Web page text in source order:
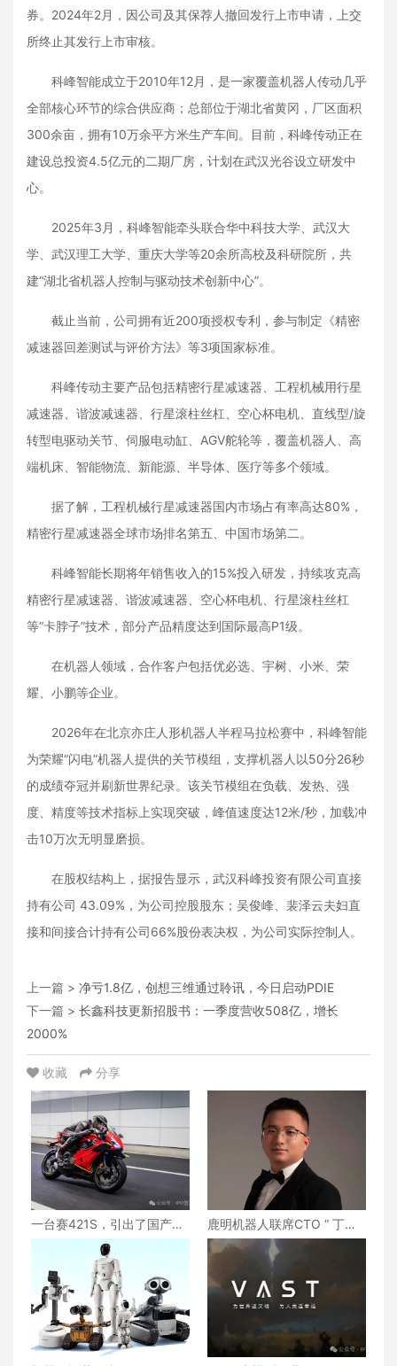
券。2024年2月，因公司及其保荐人撤回发行上市申请，上交
所终止其发行上市审核。
科峰智能成立于2010年12月，是一家覆盖机器人传动几乎
全部核心环节的综合供应商；总部位于湖北省黄冈，厂区面积
300余亩，拥有10万余平方米生产车间。目前，科峰传动正在
建设总投资4.5亿元的二期厂房，计划在武汉光谷设立研发中
心。
2025年3月，科峰智能牵头联合华中科技大学、武汉大
学、武汉理工大学、重庆大学等20余所高校及科研院所，共
建“湖北省机器人控制与驱动技术创新中心”。
截止当前，公司拥有近200项授权专利，参与制定《精密
减速器回差测试与评价方法》等3项国家标准。
科峰传动主要产品包括精密行星减速器、工程机械用行星
减速器、谐波减速器、行星滚柱丝杠、空心杯电机、直线型/旋
转型电驱动关节、伺服电动缸、AGV舵轮等，覆盖机器人、高
端机床、智能物流、新能源、半导体、医疗等多个领域。
据了解，工程机械行星减速器国内市场占有率高达80%，
精密行星减速器全球市场排名第五、中国市场第二。
科峰智能长期将年销售收入的15%投入研发，持续攻克高
精密行星减速器、谐波减速器、空心杯电机、行星滚柱丝杠
等“卡脖子”技术，部分产品精度达到国际最高P1级。
在机器人领域，合作客户包括优必选、宇树、小米、荣
耀、小鹏等企业。
2026年在北京亦庄人形机器人半程马拉松赛中，科峰智能
为荣耀“闪电”机器人提供的关节模组，支撑机器人以50分26秒
的成绩夺冠并刷新世界纪录。该关节模组在负载、发热、强
度、精度等技术指标上实现突破，峰值速度达12米/秒，加载冲
击10万次无明显磨损。
在股权结构上，据报告显示，武汉科峰投资有限公司直接
持有公司 43.09%，为公司控股股东；吴俊峰、裴泽云夫妇直
接和间接合计持有公司66%股份表决权，为公司实际控制人。
上一篇 > 净亏1.8亿，创想三维通过聆讯，今日启动PDIE
下一篇 > 长鑫科技更新招股书：一季度营收508亿，增长
2000%
收藏 分享
一台赛421S，引出了国产摩
托更重要的问题
鹿明机器人联席CTO “ 丁琰 ”
离职